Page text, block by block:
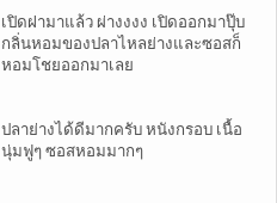
เปิดฝามาแล้ว ผ่างงงง เปิดออกมาปุ๊บ
กลิ่นหอมของปลาไหลย่างและซอสก็
หอมโชยออกมาเลย
ปลาย่างได้ดีมากครับ หนังกรอบ เนื้อ
นุ่มฟูๆ ซอสหอมมากๆ